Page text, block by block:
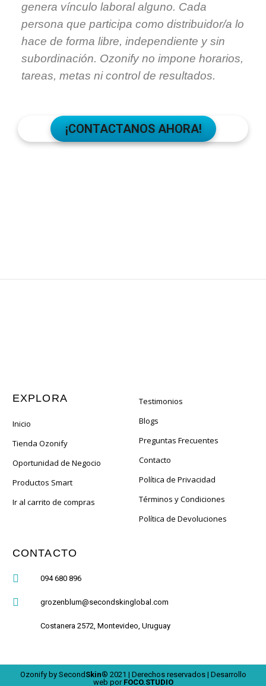
genera vínculo laboral alguno. Cada
persona que participa como distribuidor/a lo
hace de forma libre, independiente y sin
subordinación. Ozonify no impone horarios,
tareas, metas ni control de resultados.
¡CONTACTANOS AHORA!
EXPLORA
Inicio
Tienda Ozonify
Oportunidad de Negocio
Productos Smart
Ir al carrito de compras
Testimonios
Blogs
Preguntas Frecuentes
Contacto
Política de Privacidad
Términos y Condiciones
Política de Devoluciones
CONTACTO
094 680 896
grozenblum@secondskinglobal.com
Costanera 2572, Montevideo, Uruguay
Ozonify by Second Skin® 2021 | Derechos reservados | Desarrollo
web por FOCO.STUDIO